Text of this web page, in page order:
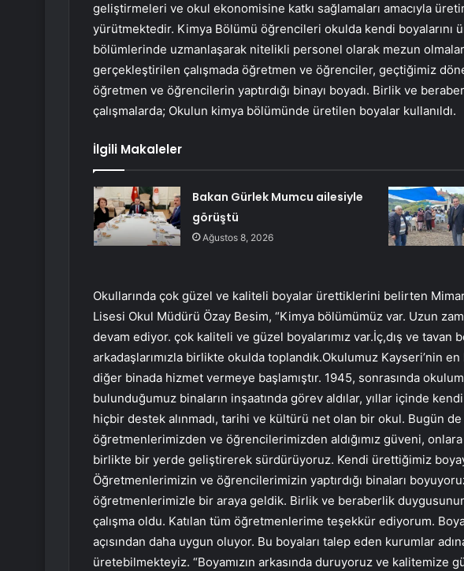
geliştirmeleri ve okul ekonomisine katkı sağlamaları amacıyla
yürütmektedir. Kimya Bölümü öğrencileri okulda kendi boyalarını
bölümlerinde uzmanlaşarak nitelikli personel olarak mezun
gerçekleştirilen çalışmada öğretmen ve öğrenciler, geçtiğimiz
öğretmen ve öğrencilerin yaptırdığı binayı boyadı. Birlik ve
çalışmalarda; Okulun kimya bölümünde üretilen boyalar kullanıldı.
İlgili Makaleler
Bakan Gürlek Mumcu ailesiyle
görüştü
Ağustos 8, 2026
Okullarında çok güzel ve kaliteli boyalar ürettiklerini belirten
Lisesi Okul Müdürü Özay Besim, “Kimya bölümümüz var. Uzun
devam ediyor. çok kaliteli ve güzel boyalarımız var.İç,dış ve tavan
arkadaşlarımızla birlikte okulda toplandık.Okulumuz Kayseri’nin
diğer binada hizmet vermeye başlamıştır. 1945, sonrasında
bulunduğumuz binaların inşaatında görev aldılar, yıllar içinde kendi
hiçbir destek alınmadı, tarihi ve kültürü net olan bir okul. Bugün de
öğretmenlerimizden ve öğrencilerimizden aldığımız güveni,
birlikte bir yerde geliştirerek sürdürüyoruz. Kendi ürettiğimiz
Öğretmenlerimizin ve öğrencilerimizin yaptırdığı binaları
öğretmenlerimizle bir araya geldik. Birlik ve beraberlik
çalışma oldu. Katılan tüm öğretmenlerime teşekkür ediyorum.
açısından daha uygun oluyor. Bu boyaları talep eden kurumlar
üretebilmekteyiz. “Boyamızın arkasında duruyoruz ve kalitemize